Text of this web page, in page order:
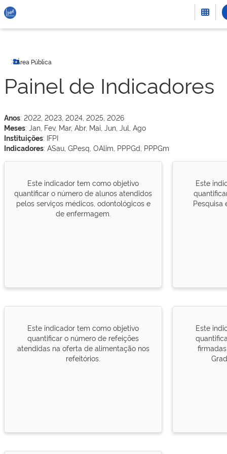
Botão Menu
Área Pública
Painel de Indicadores
Anos: 2022, 2023, 2024, 2025, 2026
Meses: Jan, Fev, Mar, Abr, Mai, Jun, Jul, Ago
Instituições: IFPI
Indicadores: ASau, GPesq, OAlim, PPPGd, PPPGm
Este indicador tem como objetivo
quantificar o número de alunos atendidos
pelos serviços médicos, odontológicos e
de enfermagem.
Este
Pesquisa
Este indicador tem como objetivo
quantificar o número de refeições
atendidas na oferta de alimentação nos
refeitórios.
Este